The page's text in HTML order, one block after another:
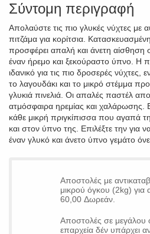
Σύντομη περιγραφή
Απολαύστε τις πιο γλυκές νύχτες με
πιτζάμα για κορίτσια.
προσφέρει απαλή και άνετη αίσθηση
έναν ήρεμο και ξεκούραστο ύπνο. Η
ιδανικό για τις πιο δροσερές νύχτες,
το λαγουδάκι και το μικρό στέμμα
γλυκιά πινελιά. Οι απαλές παστέλ
ατμόσφαιρα ηρεμίας και χαλάρωσης.
κάθε μικρή πριγκίπισσα που αγαπά
και στον ύπνο της. Επιλέξτε την για
έναν γλυκό και άνετο ύπνο γεμάτο
Αποστολές με
μικρού όγκου (2kg)
60,00 Δωρεάν.
Αποστολές σε μεγάλου
επαρχεία δέν υπάρχει